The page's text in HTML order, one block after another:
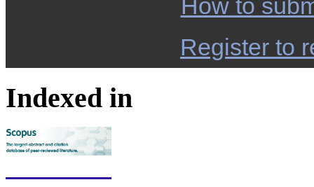
How to
Register to
Indexed in